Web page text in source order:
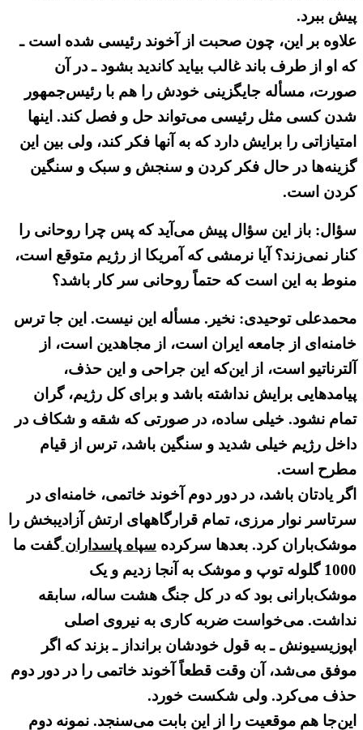
پیش ببرد.
علاوه بر این، چون صحبت از آخوند رئیسی شده است ـ
که او از طرف باند غالب بیاید کاندید بشود ـ در آن
صورت، مسأله جایگزینی خودش را هم با رئیس‌جمهور
شدن کسی مثل رئیسی می‌تواند حل و فصل کند. اینها
امتیازاتی را برایش دارد که به آنها فکر کند، ولی بین این
گزینه‌ها در حال فکر کردن و سنجش و سبک و سنگین
کردن است.
سؤال: باز این سؤال پیش می‌آید که پس چرا روحانی را
کنار نمی‌زند؟ آیا نرمشی که آمریکا از رژیم متوقع است،
منوط به این است که حتماً روحانی سر کار باشد؟
محمدعلی توحیدی: نخیر. مسأله این نیست. این جا ترس
خامنه‌ای از جامعه ایران است، از مجاهدین است، از
آلترناتیو است، از این‌که این جراحی و این حذف،
پیامدهایی برایش نداشته باشد و برای کل رژیم، گران
تمام نشود. خیلی ساده، در صورتی که شقه و شکاف در
داخل رژیم خیلی شدید و سنگین باشد، ترس از قیام
مطرح است.
اگر یادتان باشد، در دور دوم آخوند خاتمی، خامنه‌ای در
سرتاسر نوار مرزی، تمام قرارگاههای ارتش آزادیبخش را
موشک‌باران کرد. بعدها سرکرده سپاه پاسدارانگفت ما
1000 گلوله توپ و موشک به آنجا زدیم و یک
موشک‌بارانی بود که در کل جنگ هشت ساله، سابقه
نداشت. می‌خواست ضربه کاری به نیروی اصلی
اپوزیسیونش ـ به قول خودشان برانداز ـ بزند که اگر
موفق می‌شد، آن وقت قطعاً آخوند خاتمی را در دور دوم
حذف می‌کرد. ولی شکست خورد.
این‌جا هم موقعیت را از این بابت می‌سنجد. نمونه دوم